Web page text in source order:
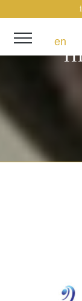
en